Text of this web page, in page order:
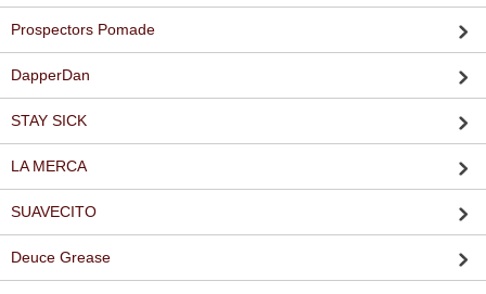
Prospectors Pomade
DapperDan
STAY SICK
LA MERCA
SUAVECITO
Deuce Grease